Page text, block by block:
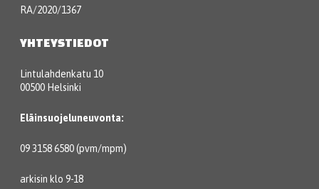
RA/2020/1367
YHTEYSTIEDOT
Lintulahdenkatu 10
00500 Helsinki
Eläinsuojeluneuvonta:
09 3158 6580 (pvm/mpm)
arkisin klo 9-18